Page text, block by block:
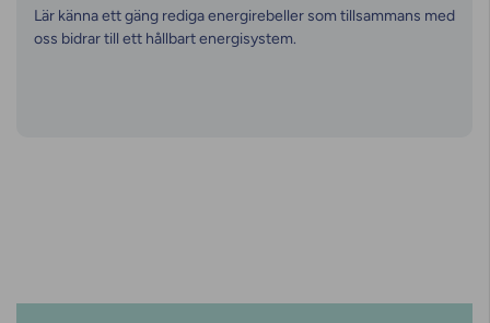
Lär känna ett gäng rediga energirebeller som tillsammans med
oss bidrar till ett hållbart energisystem.